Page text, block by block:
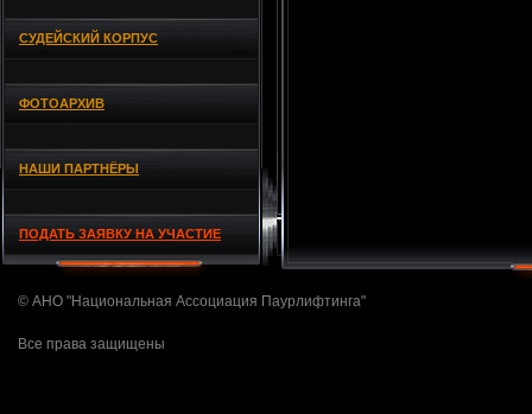
СУДЕЙСКИЙ КОРПУС
ФОТОАРХИВ
НАШИ ПАРТНЁРЫ
ПОДАТЬ ЗАЯВКУ НА УЧАСТИЕ
© АНО "Национальная Ассоциация Паурлифтинга"
Все права защищены